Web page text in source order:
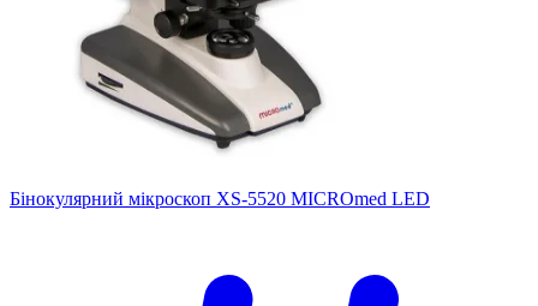
Бінокулярний мікроскоп XS-5520 MICROmed LED